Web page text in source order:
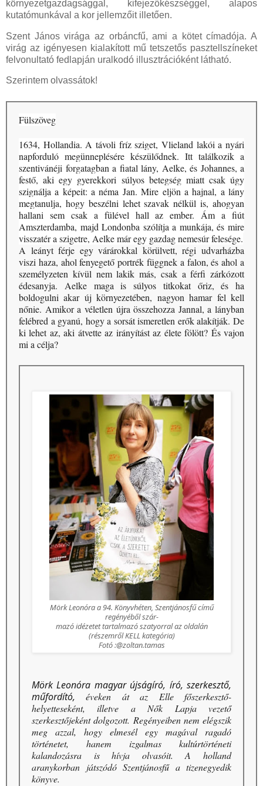
környezetgazdagsággal, kifejezőkészséggel, alapos
kutatómunkával a kor jellemzőit illetően.
Szent János virága az orbáncfű, ami a kötet címadója. A
virág az igényesen kialakított mű tetszetős pasztellszíneket
felvonultató fedlapján uralkodó illusztrációként látható.
Szerintem olvassátok!
Fülszöveg
1634, ​Hollandia. A távoli fríz sziget, Vlieland lakói a nyári
napforduló megünneplésére készülődnek. Itt találkozik a
szentivánéji forgatagban a fiatal lány, Aelke, és Johannes, a
festő, aki egy gyerekkori súlyos betegség miatt csak úgy
szignálja a képeit: a néma Jan. Mire eljön a hajnal, a lány
megtanulja, hogy beszélni lehet szavak nélkül is, ahogyan
hallani sem csak a fülével hall az ember. Ám a fiút
Amszterdamba, majd Londonba szólítja a munkája, és mire
visszatér a szigetre, Aelke már egy gazdag nemesúr felesége.
A leányt férje egy várárokkal körülvett, régi udvarházba
viszi haza, ahol fenyegető portrék függnek a falon, és ahol a
személyzeten kívül nem lakik más, csak a férfi zárkózott
édesanyja. Aelke maga is súlyos titkokat őriz, és ha
boldogulni akar új környezetében, nagyon hamar fel kell
nőnie. Amikor a véletlen újra összehozza Jannal, a lányban
felébred a gyanú, hogy a sorsát ismeretlen erők alakítják. De
ki lehet az, aki átvette az irányítást az élete fölött? És vajon
mi a célja?
Mörk Leonóra a 94. Könyvhéten, Szentjánosfű című
regényéből szár-
mazó idézetet tartalmazó szatyorral az oldalán
(részemről KELL kategória)
Fotó :@zoltan.tamas
Mörk Leonóra magyar újságíró, író, szerkesztő,
műfordító,éveken át az Elle főszerkesztő-
helyetteseként, illetve a Nők Lapja vezető
szerkesztőjeként dolgozott. Regényeiben nem elégszik
meg azzal, hogy elmesél egy magával ragadó
történetet, hanem izgalmas kultúrtörténeti
kalandozásra is hívja olvasóit. A holland
aranykorban játszódó Szentjánosfű a tizenegyedik
könyve.